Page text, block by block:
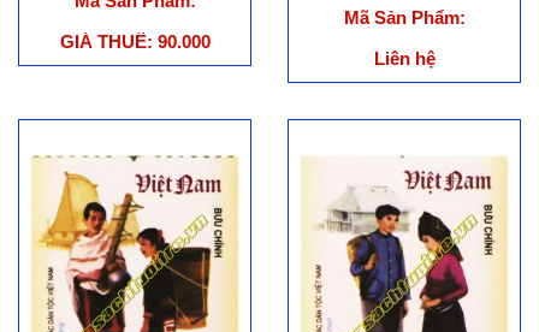
GIÁ THUÊ: 90.000
Mã Sản Phẩm:
Liên hệ